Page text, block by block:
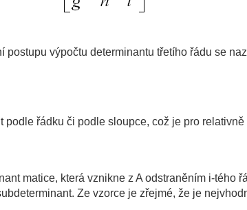
výpočtu determinantu třetího řádu se
řádku či podle sloupce, což je pro
matice, která vznikne z A odstraněním i-tého
Ze vzorce je zřejmé, že je